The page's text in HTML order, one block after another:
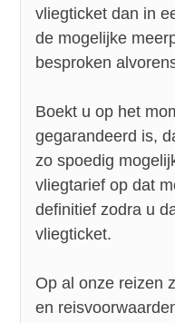
vliegticket dan in
de mogelijke
besproken
Boekt u op het
gegarandeerd is,
zo spoedig
vliegtarief op dat
definitief zodra u
vliegticket.
Op al onze reizen
en